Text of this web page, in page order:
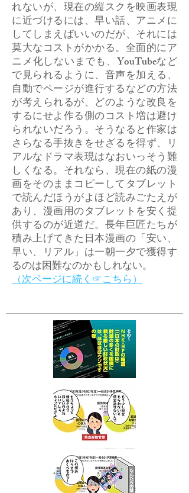
れないが、現在の縦スクを映画表現
に近づけるには、早い話、アニメに
してしまえばいいのだが、それには
莫大なコストがかかる。全面的にア
ニメ化しないまでも、YouTubeなど
で見られるように、音声を加える、
自動でページが進行するなどの方法
が考えられるが、どのような改良を
するにせよ作る側のコスト増は避け
られないだろう。そうなると作家は
さらなる手抜きをせざるを得ず、リ
アルなドラマ表現はなおいっそう難
しくなる。それなら、現在の紙の漫
画をそのままコピーしてタブレット
で読んだほうがよほど読みごたえが
あり、漫画用のタブレットを安く提
供するのが近道だ。長年巨匠たちが
積み上げてきた日本漫画の「安い、
早い、リアル」は一朝一夕で獲得す
るのは困難なのかもしれない。
​（次ページに続く☞こちら）